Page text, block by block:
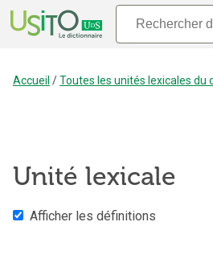
Accueil /Toutes les unités lexicales du
Unité lexicale
Afficher les définitions